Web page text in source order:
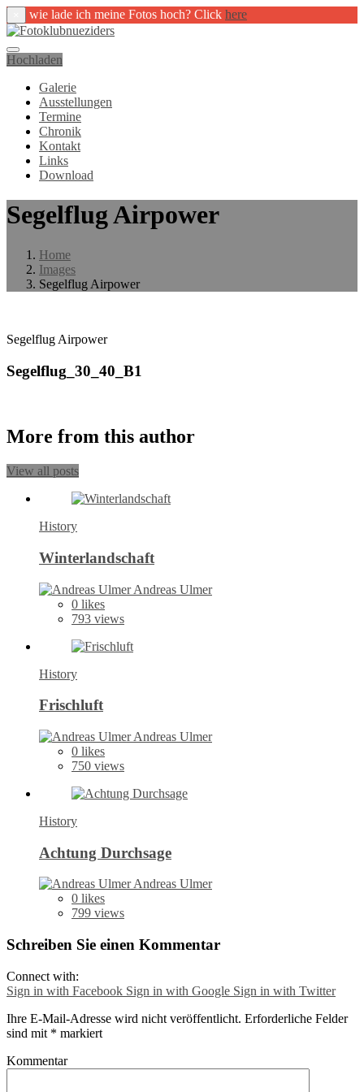
wie lade ich meine Fotos hoch? Click here
Hochladen
Galerie
Ausstellungen
Termine
Chronik
Kontakt
Links
Download
Segelflug Airpower
Home
Images
Segelflug Airpower
Segelflug Airpower
Segelflug_30_40_B1
More from this author
View all posts
History
Winterlandschaft
Andreas Ulmer
0 likes
793 views
History
Frischluft
Andreas Ulmer
0 likes
750 views
History
Achtung Durchsage
Andreas Ulmer
0 likes
799 views
Schreiben Sie einen Kommentar
Connect with:
Sign in with Facebook Sign in with Google Sign in with Twitter
Ihre E-Mail-Adresse wird nicht veröffentlicht. Erforderliche Felder
sind mit * markiert
Kommentar